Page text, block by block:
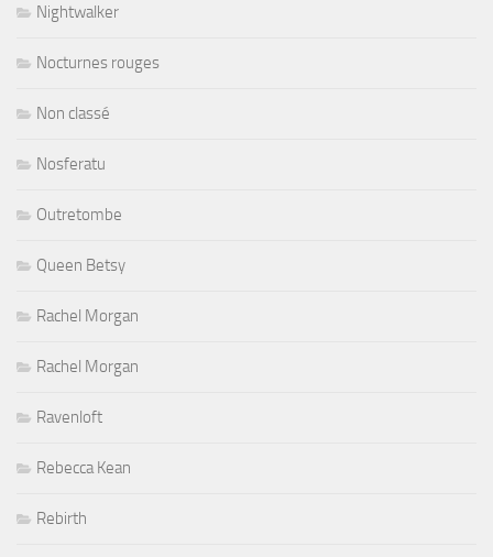
Nightwalker
Nocturnes rouges
Non classé
Nosferatu
Outretombe
Queen Betsy
Rachel Morgan
Rachel Morgan
Ravenloft
Rebecca Kean
Rebirth